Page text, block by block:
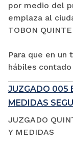
por medio del
emplaza al
TOBON
Para que en un
hábiles
JUZGADO 005
MEDIDAS
JUZGADO
Y MEDIDAS